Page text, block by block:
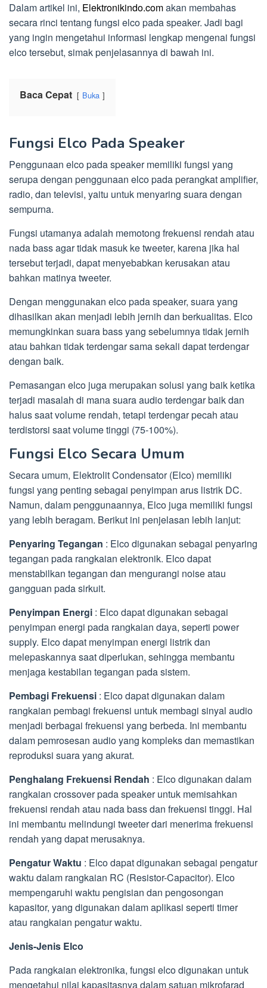
Dalam artikel ini, Elektronikindo.comakan membahas
secara rinci tentang fungsi elco pada speaker. Jadi bagi
yang ingin mengetahui informasi lengkap mengenai fungsi
elco tersebut, simak penjelasannya di bawah ini.
Baca Cepat Buka
Fungsi Elco Pada Speaker
Penggunaan elco pada speaker memiliki fungsi yang
serupa dengan penggunaan elco pada perangkat amplifier,
radio, dan televisi, yaitu untuk menyaring suara dengan
sempurna.
Fungsi utamanya adalah memotong frekuensi rendah atau
nada bass agar tidak masuk ke tweeter, karena jika hal
tersebut terjadi, dapat menyebabkan kerusakan atau
bahkan matinya tweeter.
Dengan menggunakan elco pada speaker, suara yang
dihasilkan akan menjadi lebih jernih dan berkualitas. Elco
memungkinkan suara bass yang sebelumnya tidak jernih
atau bahkan tidak terdengar sama sekali dapat terdengar
dengan baik.
Pemasangan elco juga merupakan solusi yang baik ketika
terjadi masalah di mana suara audio terdengar baik dan
halus saat volume rendah, tetapi terdengar pecah atau
terdistorsi saat volume tinggi (75-100%).
Fungsi Elco Secara Umum
Secara umum, Elektrolit Condensator (Elco) memiliki
fungsi yang penting sebagai penyimpan arus listrik DC.
Namun, dalam penggunaannya, Elco juga memiliki fungsi
yang lebih beragam. Berikut ini penjelasan lebih lanjut:
Penyaring Tegangan : Elco digunakan sebagai penyaring
tegangan pada rangkaian elektronik. Elco dapat
menstabilkan tegangan dan mengurangi noise atau
gangguan pada sirkuit.
Penyimpan Energi : Elco dapat digunakan sebagai
penyimpan energi pada rangkaian daya, seperti power
supply. Elco dapat menyimpan energi listrik dan
melepaskannya saat diperlukan, sehingga membantu
menjaga kestabilan tegangan pada sistem.
Pembagi Frekuensi : Elco dapat digunakan dalam
rangkaian pembagi frekuensi untuk membagi sinyal audio
menjadi berbagai frekuensi yang berbeda. Ini membantu
dalam pemrosesan audio yang kompleks dan memastikan
reproduksi suara yang akurat.
Penghalang Frekuensi Rendah : Elco digunakan dalam
rangkaian crossover pada speaker untuk memisahkan
frekuensi rendah atau nada bass dan frekuensi tinggi. Hal
ini membantu melindungi tweeter dari menerima frekuensi
rendah yang dapat merusaknya.
Pengatur Waktu : Elco dapat digunakan sebagai pengatur
waktu dalam rangkaian RC (Resistor-Capacitor). Elco
mempengaruhi waktu pengisian dan pengosongan
kapasitor, yang digunakan dalam aplikasi seperti timer
atau rangkaian pengatur waktu.
Jenis-Jenis Elco
Pada rangkaian elektronika, fungsi elco digunakan untuk
mengetahui nilai kapasitasnya dalam satuan mikrofarad